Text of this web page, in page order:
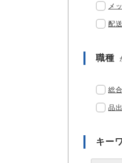
メ
配
職種
総
品
キー